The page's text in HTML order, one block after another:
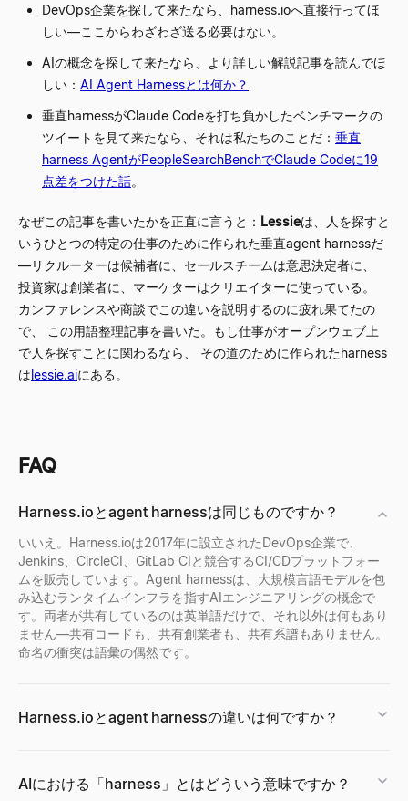
DevOps企業を探して来たなら、harness.ioへ直接行ってほ
しい—ここからわざわざ送る必要はない。
AIの概念を探して来たなら、より詳しい解説記事を読んでほ
しい： AI Agent Harnessとは何か？
垂直harnessがClaude Codeを打ち負かしたベンチマークの
ツイートを見て来たなら、それは私たちのことだ： 垂直
harness AgentがPeopleSearchBenchでClaude Codeに19
点差をつけた話。
なぜこの記事を書いたかを正直に言うと： Lessieは、人を探すと
いうひとつの特定の仕事のために作られた垂直agent harnessだ
—リクルーターは候補者に、セールスチームは意思決定者に、
投資家は創業者に、マーケターはクリエイターに使っている。
カンファレンスや商談でこの違いを説明するのに疲れ果てたの
で、 この用語整理記事を書いた。もし仕事がオープンウェブ上
で人を探すことに関わるなら、 その道のために作られたharness
はlessie.aiにある。
FAQ
Harness.ioとagent harnessは同じものですか？
いいえ。Harness.ioは2017年に設立されたDevOps企業で、
Jenkins、CircleCI、GitLab CIと競合するCI/CDプラットフォー
ムを販売しています。Agent harnessは、大規模言語モデルを包
み込むランタイムインフラを指すAIエンジニアリングの概念で
す。両者が共有しているのは英単語だけで、それ以外は何もあり
ません—共有コードも、共有創業者も、共有系譜もありません。
命名の衝突は語彙の偶然です。
Harness.ioとagent harnessの違いは何ですか？
AIにおける「harness」とはどういう意味ですか？